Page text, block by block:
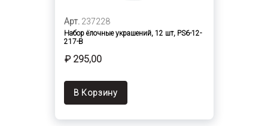
Арт. 237228
Набор ёлочные украшений, 12 шт, PS6-12-
217-B
₽ 295,00
В Корзину